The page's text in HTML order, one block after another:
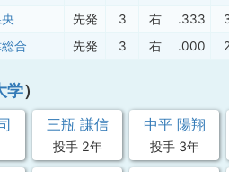
先発 3 右 .333
合 先発 3 右 .000 2
学）
三瓶 謙信
投手 2年
中平 陽翔
投手 3年